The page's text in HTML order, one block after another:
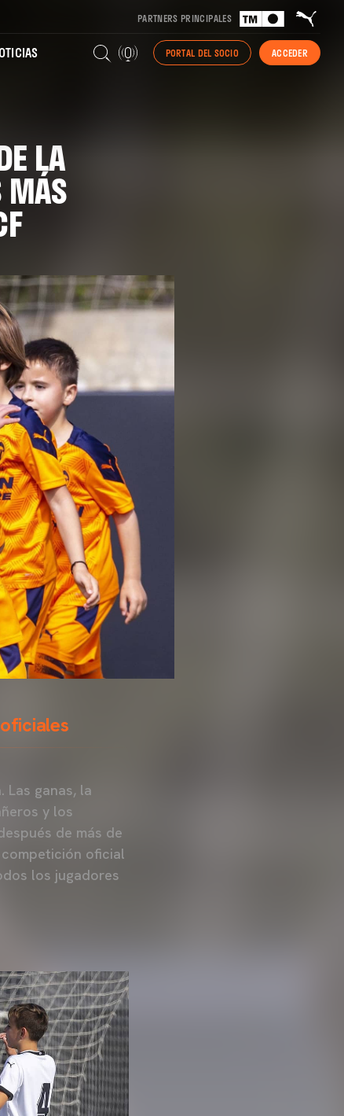
PARTNERS PRINCIPALES
PORTAL DEL SOCIO ACCEDER
LA
MÁS
ganas, la
y los
de más de
oficial
los jugadores